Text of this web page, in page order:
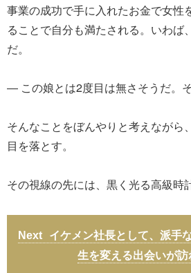
事業の成功で手に入れたお金で女性
ることで自分も満たされる。いわば
だ。
― この娘とは2度目は無さそうだ。そ
そんなことをぼんやりと考えながら
目を落とす。
その視線の先には、黒く光る高級時
イケメン社長として、派手
生を変える出会いが訪